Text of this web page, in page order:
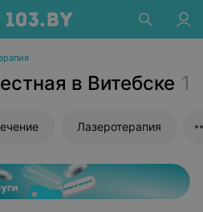
в Витебске 1
Лазеротерапия